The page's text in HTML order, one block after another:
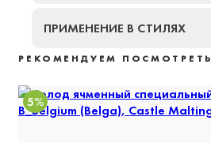
ПРИМЕНЕНИЕ В СТИЛЯХ
РЕКОМЕНДУЕМ ПОСМОТРЕТЬ
5%